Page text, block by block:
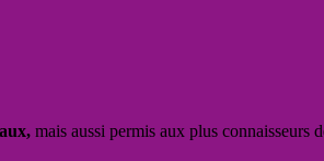
mais aussi permis aux plus connaisseurs